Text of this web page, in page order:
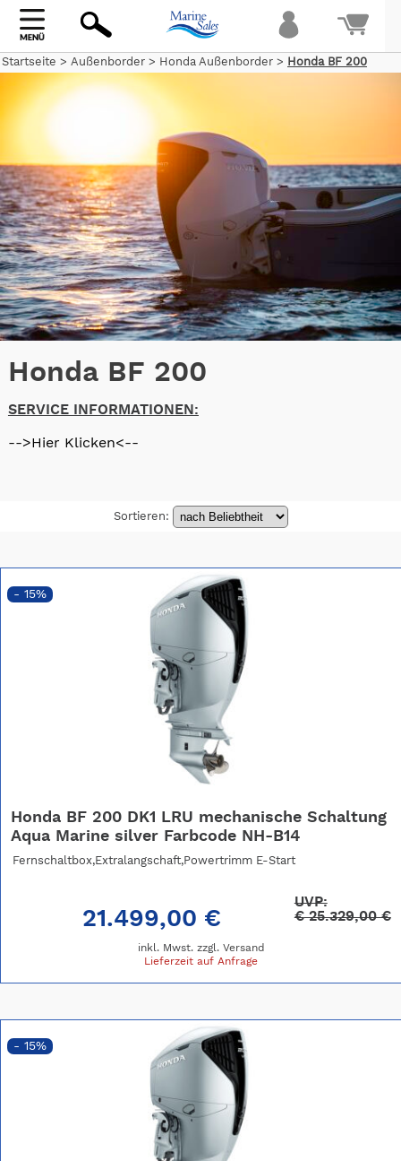
Startseite > Außenborder > Honda Außenborder > Honda BF 200
Honda BF 200
SERVICE INFORMATIONEN:
-->Hier Klicken<--
Sortieren:
- 15%
Honda BF 200 DK1 LRU mechanische Schaltung
Aqua Marine silver Farbcode NH-B14
Fernschaltbox,Extralangschaft,Powertrimm E-Start
21.499,00 €
UVP:
€25.329,00 €
inkl. Mwst. zzgl. Versand
Lieferzeit auf Anfrage
- 15%